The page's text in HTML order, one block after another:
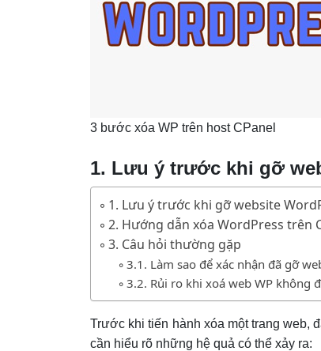
3 bước xóa WP trên host CPanel
1. Lưu ý trước khi gỡ
1. Lưu ý trước khi gỡ website
2. Hướng dẫn xóa WordPress trên
3. Câu hỏi thường gặp
3.1. Làm sao để xác nhận đã gỡ
3.2. Rủi ro khi xoá web WP không
Trước khi tiến hành xóa một trang web,
cần hiểu rõ những hệ quả có thể xảy ra: